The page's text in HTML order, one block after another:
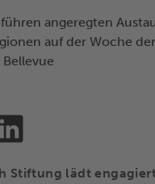
Stiftung lädt